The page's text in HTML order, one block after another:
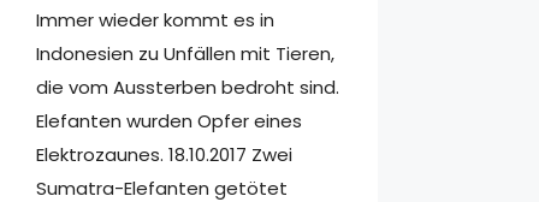
Immer wieder kommt es in
Indonesien zu Unfällen mit Tieren,
die vom Aussterben bedroht sind.
Elefanten wurden Opfer eines
Elektrozaunes. 18.10.2017 Zwei
Sumatra-Elefanten getötet